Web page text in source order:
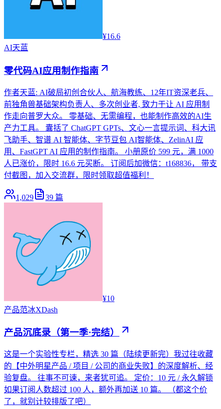
¥16.6
AI天蓝
零代码AI应用制作指南
作者天蓝: AI破局初创合伙人、航海教练、12年IT资深老兵、
前独角兽基础架构负责人、多次创业者, 致力于让 AI 应用制
作走向普罗大众。 零基础、无需编程，也能制作高效的AI生
产力工具。 囊括了 ChatGPT GPTs、文心一言提示词、科大讯
飞助手、智谱 AI 智能体、字节豆包 AI智能体、ZelinAI 应
用、FastGPT AI 应用的制作指南。 小册原价 599 元，满 1000
人已涨价，限时 16.6 元买断。 订阅后加微信：t168836， 带支
付截图，加入交流群，限时领取超值福利！
1,029 39 篇
¥10
产品范冰XDash
产品沉底录（第一季·完结）
这是一个实验性专栏，精选 30 篇（陆续更新完）我过往收藏
的【中外明星产品 / 项目 / 公司的商业失败】的深度解析、经
验复盘。 往事不可谏，来者犹可追。 定价：10 元 / 永久解锁
如果订阅人数超过 100 人，额外再加送 10 篇。 （都这个价
了，就别计较排版了吧）